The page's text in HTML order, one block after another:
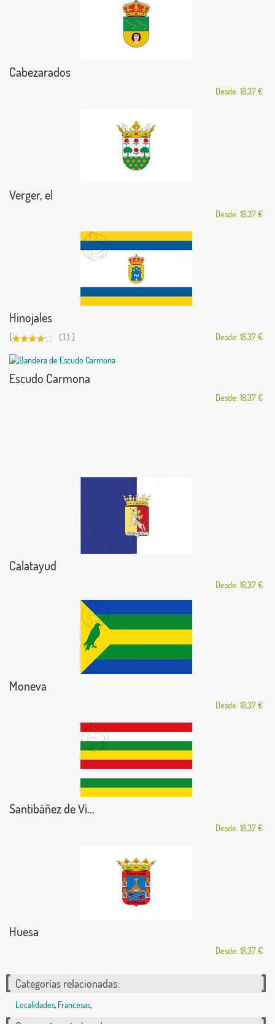
Cabezarados
Desde: 18,37 €
Verger, el
Desde: 18,37 €
Hinojales
[ (1) ] Desde: 18,37 €
Escudo Carmona
Desde: 18,37 €
Calatayud
Desde: 18,37 €
Moneva
Desde: 18,37 €
Santibáñez de Vi...
Desde: 18,37 €
Huesa
Desde: 18,37 €
Categorías relacionadas:
Localidades, Francesas,